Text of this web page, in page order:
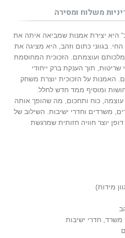
משלוח ומסירה
היא יצירת אמנות שמביאה איתה את
בגווני כתום וזהב, היא מציגה את
ועוצמתם. הזכוכית המחוסמת
תוך הענקת ברק ייחודי
האמנות על הזכוכית יוצרת משחק
ומוסיף ממד חדש לחלל.
כוח ותחכום, מה שהופך אותה
משרדים וחדרי ישיבות. השילוב של
דופן יוצר חוויה חזותית שמרגשת
מידות)
חדרי ישיבות